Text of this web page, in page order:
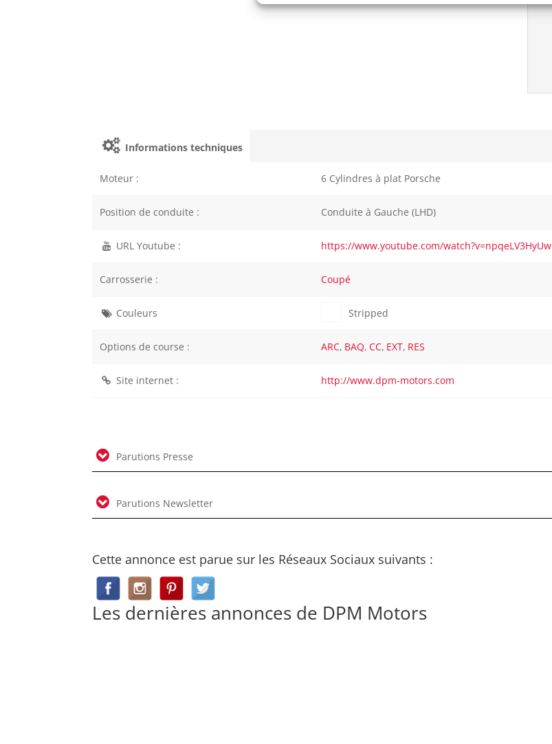
Informations techniques
Moteur : 6 Cylindres à plat Porsche
Position de conduite : Conduite à Gauche (LHD)
URL Youtube : https://www.youtube.com/watch?v=npqeLV3HyUw
Carrosserie : Coupé
Couleurs Stripped
Options de course : ARC, BAQ, CC, EXT, RES
Site internet : http://www.dpm-motors.com
Parutions Presse
Parutions Newsletter
Cette annonce est parue sur les Réseaux Sociaux suivants :
Les dernières annonces de DPM Motors